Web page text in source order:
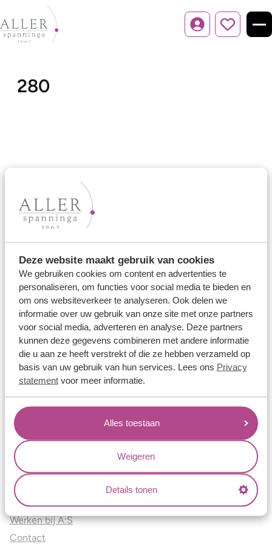
Deze website maakt gebruik van cookies
We gebruiken cookies om content en advertenties te
personaliseren, om functies voor social media te bieden en
om ons websiteverkeer te analyseren. Ook delen we
informatie over uw gebruik van onze site met onze partners
voor social media, adverteren en analyse. Deze partners
kunnen deze gegevens combineren met andere informatie
die u aan ze heeft verstrekt of die ze hebben verzameld op
basis van uw gebruik van hun services. Lees ons Privacy
statementvoor meer informatie.
Alles toestaan
Weigeren
Details tonen
Inloggen
280
Trouwringen
Memoireringen
Vriendschapsringen
Over ons
Aller Spanninga
Historie
Certificaten
Blogs
Conflictvrije Materialen
Oneindig veel mogelijkheden
Kwaliteit
Juweliers & Contact
Onze verkooppunten
Werken bij A:S
Contact